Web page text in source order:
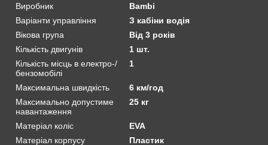
Виробник
Bambi
Варіанти управління
З кабіни водія
Вікова група
Від 3 років
Кількість двигунів
1 шт.
Кількість місць в електро-/
бензомобілі
1
Максимальна швидкість
6 км/год
Максимально допустиме
навантаження
25 кг
Матеріал коліс
EVA
Матеріал корпусу
Пластик